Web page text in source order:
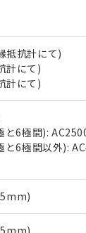
抵抗計にて)
計にて)
計にて)
と6極間):
と6極間以外):
格結果を当社
リスト作成サ
す。
ト上で当社に
ビスに関する
は、"個人情報
どにより、予定
ロード
ンロードするこ
非含有証明書
社基準）
酸エステル類
対応日を記載し
）のすべてが基
において有害
販売部門へお問
販売員にご確認
た在庫状況の